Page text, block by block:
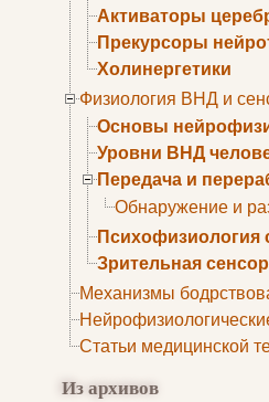
Активаторы
Прекурсоры
Холинергетики
Физиология ВНД и
Основы
Уровни ВНД
Передача и
Обнаружение и
Психофизиология
Зрительная
Механизмы
Статьи медицинской
Из архивов